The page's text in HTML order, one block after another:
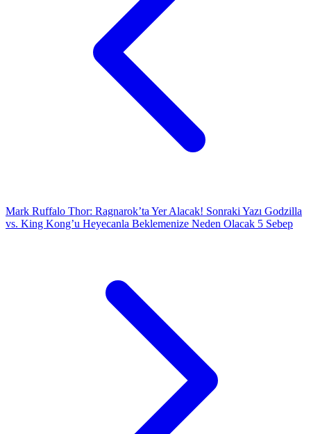
Mark Ruffalo Thor: Ragnarok’ta Yer Alacak! Sonraki Yazı Godzilla
vs. King Kong’u Heyecanla Beklemenize Neden Olacak 5 Sebep